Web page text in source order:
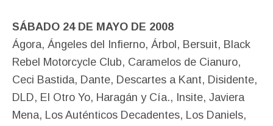
SÁBADO 24 DE MAYO DE 2008
Ágora, Ángeles del Infierno, Árbol, Bersuit, Black
Rebel Motorcycle Club, Caramelos de Cianuro,
Ceci Bastida, Dante, Descartes a Kant, Disidente,
DLD, El Otro Yo, Haragán y Cía., Insite, Javiera
Mena, Los Auténticos Decadentes, Los Daniels,